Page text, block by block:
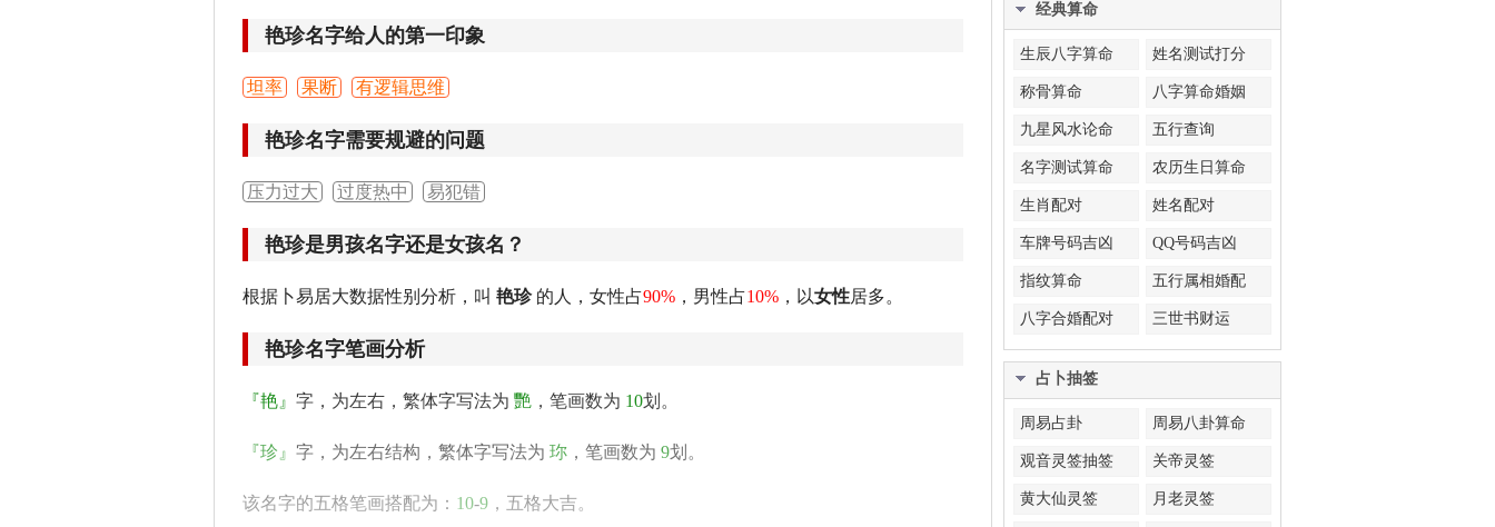
艳珍名字给人的第一印象
坦率 果断 有逻辑思维
艳珍名字需要规避的问题
压力过大 过度热中 易犯错
艳珍是男孩名字还是女孩名？
根据卜易居大数据性别分析，叫 艳珍的人，女性占90% ，男性占10% ，以女性居多。
艳珍名字笔画分析
『艳』 字，为左右，繁体字写法为 艷 ，笔画数为 10划。
『珍』 字，为左右结构，繁体字写法为 珎 ，笔画数为 9划。
该名字的五格笔画搭配为： 10-9 ，五格大吉。
经典算命
生辰八字算命 姓名测试打分
称骨算命 八字算命婚姻
九星风水论命 五行查询
名字测试算命 农历生日算命
生肖配对 姓名配对
车牌号码吉凶 QQ号码吉凶
指纹算命 五行属相婚配
八字合婚配对 三世书财运
占卜抽签
周易占卦 周易八卦算命
观音灵签抽签 关帝灵签
黄大仙灵签 月老灵签